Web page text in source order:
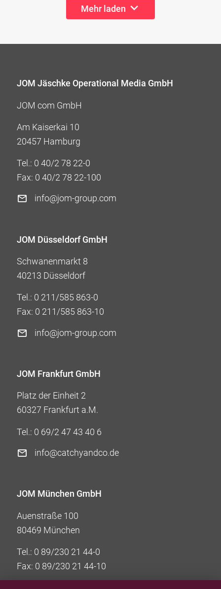
Mehr laden
JOM Jäschke Operational Media GmbH
JOM com GmbH
Am Kaiserkai 10
20457 Hamburg
Tel.: 0 40/2 78 22-0
Fax: 0 40/2 78 22-100
info@jom-group.com
JOM Düsseldorf GmbH
Schwanenmarkt 8
40213 Düsseldorf
Tel.: 0 211/585 863-0
Fax: 0 211/585 863-10
info@jom-group.com
JOM Frankfurt GmbH
Platz der Einheit 2
60327 Frankfurt a.M.
Tel.: 0 69/2 47 43 40 6
info@catchyandco.de
JOM München GmbH
Auenstraße 100
80469 München
Tel.: 0 89/230 21 44-0
Fax: 0 89/230 21 44-10